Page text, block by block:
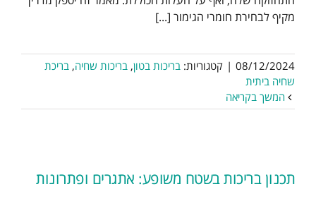
מקיף לבחירת חומרי הגימור [...]
08/12/2024
| קטגוריות: בריכות בטון, בריכות שחיה, בריכת
שחיה ביתית
המשך בקריאה
תכנון בריכות בשטח משופע: אתגרים ופתרונות